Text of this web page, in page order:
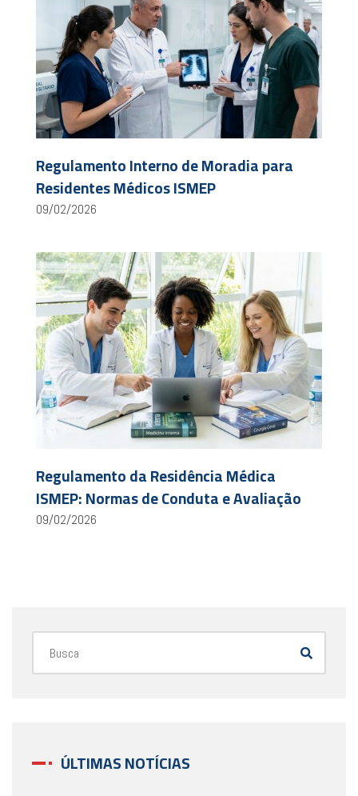
Regulamento Interno de Moradia para
Residentes Médicos ISMEP
09/02/2026
Regulamento da Residência Médica
ISMEP: Normas de Conduta e Avaliação
09/02/2026
ÚLTIMAS NOTÍCIAS